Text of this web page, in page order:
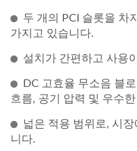
두 개의 PCI 슬롯을 차
가지고 있습니다.
설치가 간편하고 사용
DC 고효율 무소음 블
흐름, 공기 압력 및 우수
넓은 적용 범위로, 시
니다.